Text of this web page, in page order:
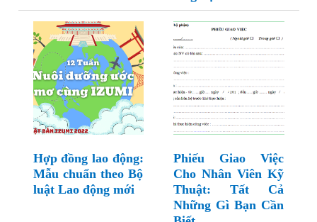
Hợp đồng lao động:
Mẫu chuẩn theo Bộ
luật Lao động mới
Phiếu Giao Việc
Cho Nhân Viên Kỹ
Thuật: Tất Cả
Những Gì Bạn Cần